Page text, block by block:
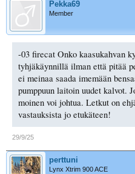
Pekka69
Member
-03 firecat Onko kaasukahvan
tyhjäkäynnillä ilman että pitää
ei meinaa saada imemään
pumppuun laitoin uudet kalvot.
moinen voi johtua. Letkut on
vastauksista jo etukäteen!
29/9/25
perttuni
Lynx Xtrim 900 ACE